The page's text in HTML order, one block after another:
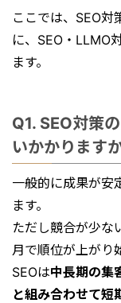
ここでは、SEO対
に、SEO・LLMO
ます。
Q1. SEO対策
いかかります
一般的に成果が安
ます。
ただし競合が少な
月で順位が上がり
SEOは中長期の集
と組み合わせて短